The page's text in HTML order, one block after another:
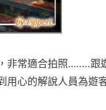
非常適合拍照……..跟
心的解說人員為遊